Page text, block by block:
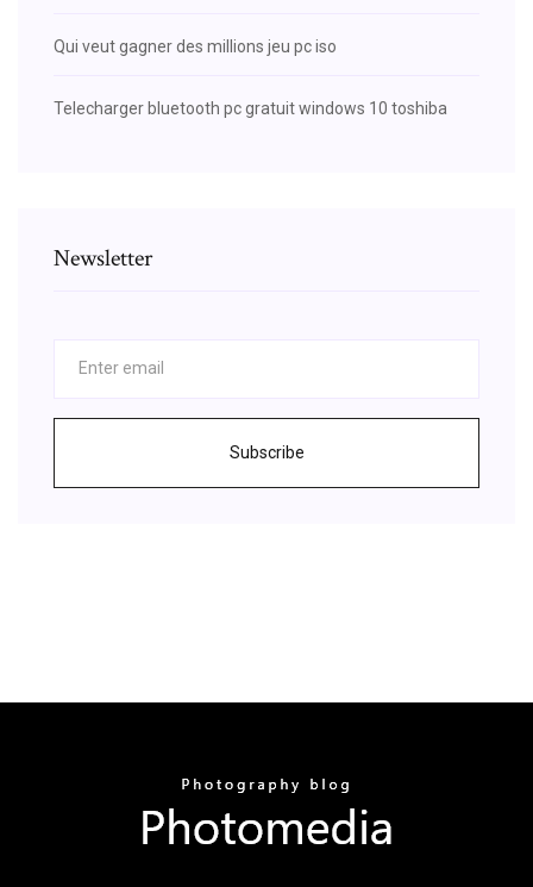
Qui veut gagner des millions jeu pc iso
Telecharger bluetooth pc gratuit windows 10 toshiba
Newsletter
Subscribe